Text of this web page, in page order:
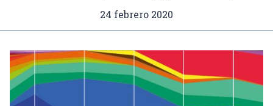
24 febrero 2020